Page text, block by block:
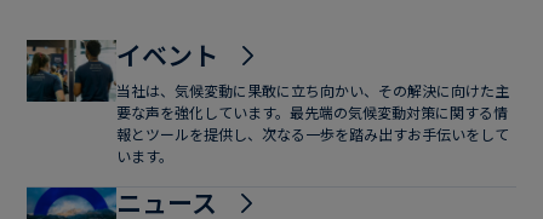
イベント
当社は、気候変動に果敢に立ち向かい、その解決に向けた主
要な声を強化しています。最先端の気候変動対策に関する情
報とツールを提供し、次なる一歩を踏み出すお手伝いをして
います。
ニュース